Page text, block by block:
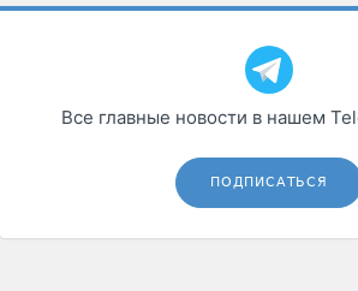
Все главные новости в нашем
ПОДПИСАТЬСЯ